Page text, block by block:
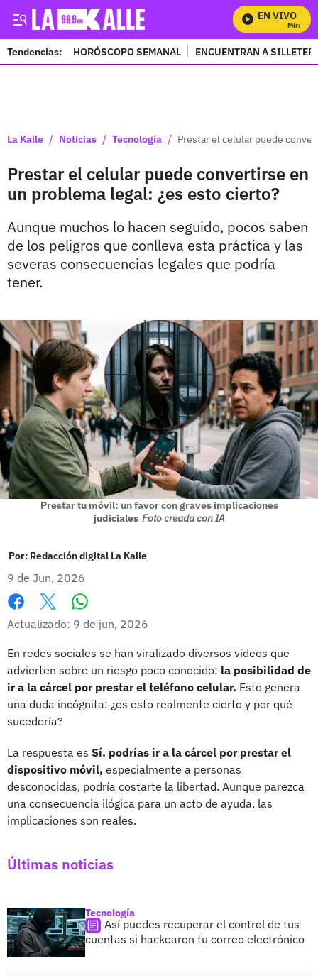
EN VIVO
Mira
Tendencias: HORÓSCOPO SEMANAL ENCUENTRAN A
La Kalle / Noticias / Tecnología / Prestar el celular puede
Prestar el celular puede convertirse en
un problema legal: ¿es esto cierto?
Aunque muchos lo hacen seguido, pocos saben
de los peligros que conlleva esta práctica y las
severas consecuencias legales que podría
tener.
Prestar tu móvil: un favor con graves implicaciones
judiciales Foto creada con IA
Por: Redacción digital La Kalle
9 de Jun, 2026
Facebook
X
Actualizado: 9 de jun, 2026
En redes sociales se han viralizado diversos videos que
advierten sobre un riesgo poco conocido: la posibilidad de
ir a la cárcel por prestar el teléfono celular. Esto genera
una duda incógnita: ¿es esto realmente cierto y por qué
sucedería?
La respuesta es Sí. podrías ir a la cárcel por prestar el
dispositivo móvil, especialmente a personas
desconocidas, podría costarte la libertad. Aunque parezca
una consecuencia ilógica para un acto de ayuda, las
implicaciones son reales.
Últimas noticias
Tecnología
Así puedes recuperar el control de tus
cuentas si hackearon tu correo electrónico